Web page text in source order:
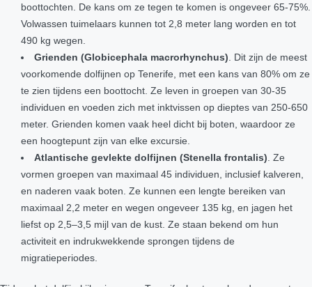
boottochten. De kans om ze tegen te komen is ongeveer 65-75%.
Volwassen tuimelaars kunnen tot 2,8 meter lang worden en tot
490 kg wegen.
Grienden (Globicephala macrorhynchus) . Dit zijn de meest
voorkomende dolfijnen op Tenerife, met een kans van 80% om ze
te zien tijdens een boottocht. Ze leven in groepen van 30-35
individuen en voeden zich met inktvissen op dieptes van 250-650
meter. Grienden komen vaak heel dicht bij boten, waardoor ze
een hoogtepunt zijn van elke excursie.
Atlantische gevlekte dolfijnen (Stenella frontalis) . Ze
vormen groepen van maximaal 45 individuen, inclusief kalveren,
en naderen vaak boten. Ze kunnen een lengte bereiken van
maximaal 2,2 meter en wegen ongeveer 135 kg, en jagen het
liefst op 2,5–3,5 mijl van de kust. Ze staan bekend om hun
activiteit en indrukwekkende sprongen tijdens de
migratieperiodes.